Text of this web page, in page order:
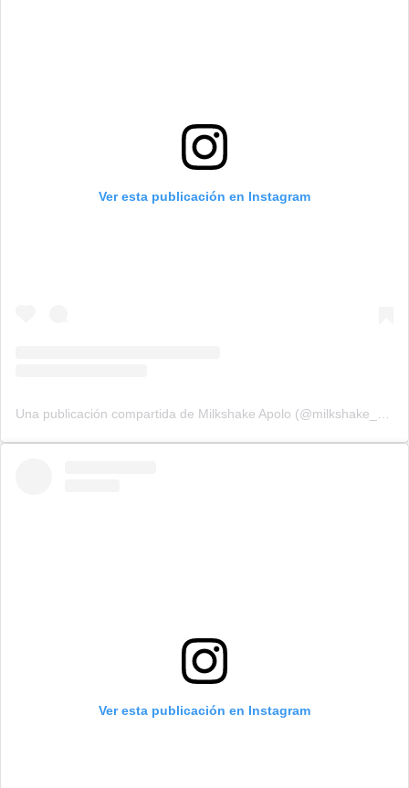
Ver esta publicación en Instagram
Ver esta publicación en Instagram